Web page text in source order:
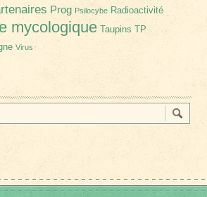
Prog Psilocybe Radioactivité
mycologique Taupins TP
Virus